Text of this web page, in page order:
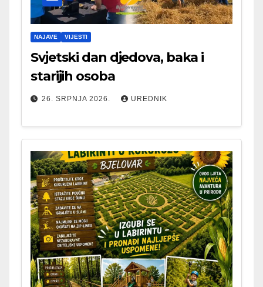
NAJAVE VIJESTI
Svjetski dan djedova, baka i
starijih osoba
26. SRPNJA 2026. UREDNIK